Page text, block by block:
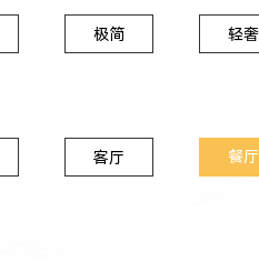
极简 轻奢
客厅 餐厅